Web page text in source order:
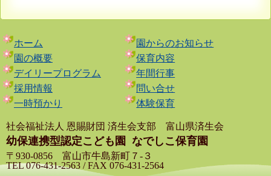
ホーム
園からのお知らせ
園の概要
保育内容
デイリープログラム
年間行事
採用情報
問い合せ
一時預かり
体験保育
社会福祉法人 恩賜財団 済生会支部 富山県済生会
幼保連携型認定こども園 なでしこ保育園
〒930-0856 富山市牛島新町７-３
TEL 076-431-2563 / FAX 076-431-2564